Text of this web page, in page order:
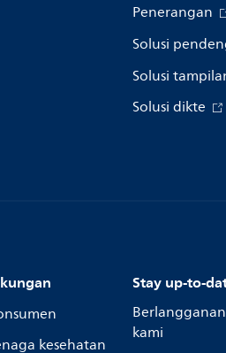
Penerangan
Solusi
Solusi
Solusi dikte
kesehatan
Stay up-to-
kami